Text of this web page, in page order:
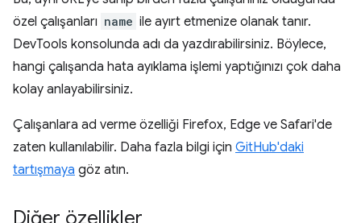
özel çalışanları name ile ayırt etmenize olanak tanır.
DevTools konsolunda adı da yazdırabilirsiniz. Böylece,
hangi çalışanda hata ayıklama işlemi yaptığınızı çok daha
kolay anlayabilirsiniz.
Çalışanlara ad verme özelliği Firefox, Edge ve Safari'de
zaten kullanılabilir. Daha fazla bilgi için GitHub'daki
tartışmaya göz atın.